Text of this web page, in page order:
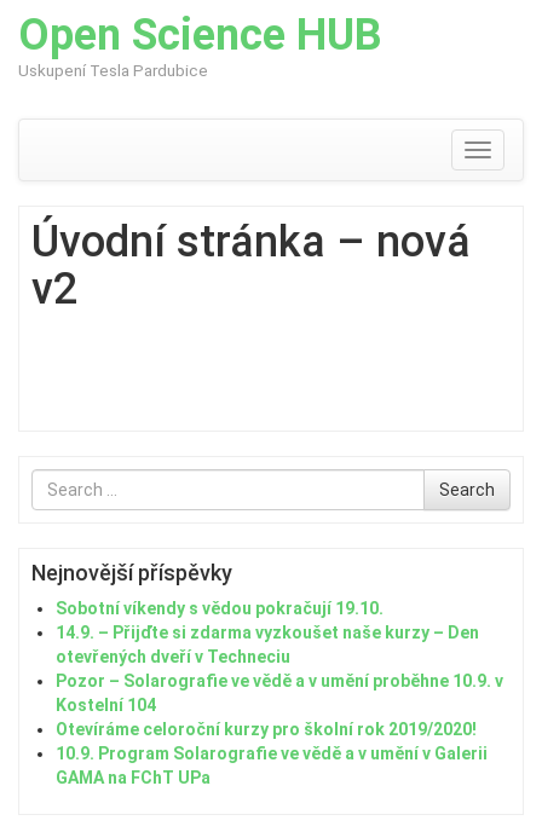
Open Science HUB
Uskupení Tesla Pardubice
Toggle
Úvodní stránka – nová
v2
Search
for
Search
Nejnovější příspěvky
Sobotní víkendy s vědou pokračují 19.10.
14.9. – Přijďte si zdarma vyzkoušet naše kurzy – Den
otevřených dveří v Techneciu
Pozor – Solarografie ve vědě a v umění proběhne 10.9. v
Kostelní 104
Otevíráme celoroční kurzy pro školní rok 2019/2020!
10.9. Program Solarografie ve vědě a v umění v Galerii
GAMA na FChT UPa